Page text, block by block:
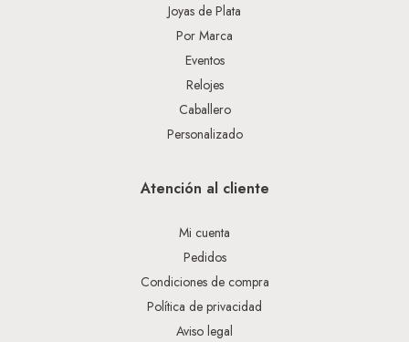
Joyas de Plata
Por Marca
Eventos
Relojes
Caballero
Personalizado
Atención al cliente
Mi cuenta
Pedidos
Condiciones de compra
Política de privacidad
Aviso legal